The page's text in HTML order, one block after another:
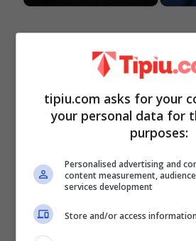
“Ha scavalcato il
tipiu.com asks for your
your personal data for
purposes:
Personalised advertising and
content measurement,
services development
Store and/or access